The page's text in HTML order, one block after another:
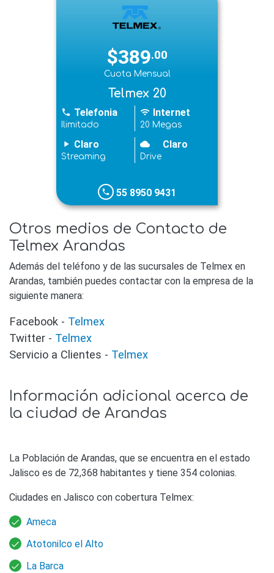
$389.00
Cuota Mensual
Telmex 20
phone Telefonia
Ilimitado
wifi Internet
20 Megas
play_arrow Claro
Streaming
cloudy Claro
Drive
phone 55 8950 9431
Otros medios de Contacto de
Telmex Arandas
Además del teléfono y de las sucursales de Telmex en
Arandas, también puedes contactar con la empresa de la
siguiente manera:
Facebook - Telmex
Twitter - Telmex
Servicio a Clientes - Telmex
Información adicional acerca de
la ciudad de Arandas
La Población de Arandas, que se encuentra en el estado
Jalisco es de 72,368 habitantes y tiene 354 colonias.
Ciudades en Jalisco con cobertura Telmex:
Ameca
Atotonilco el Alto
La Barca